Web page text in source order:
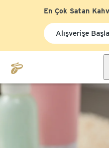
En Çok Satan
Alışverişe Başla